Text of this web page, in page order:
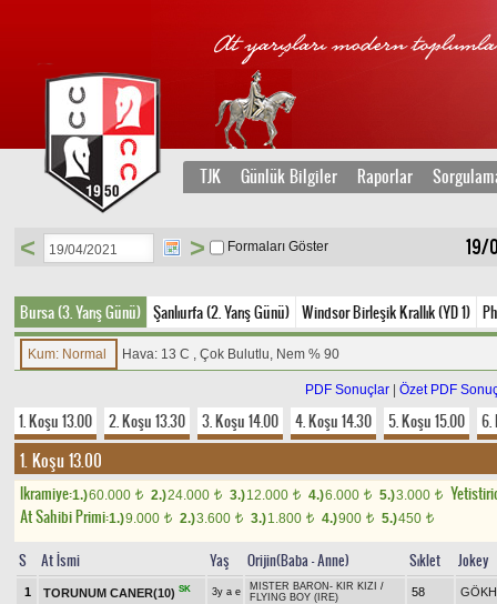
TJK Günlük Bilgiler Raporlar
19/
< > Formaları Göster
Bursa (3. Yarış Günü) Şanlıurfa (2. Yarış Günü) Windsor Birleşik Krallık (YD 1)
Kum: Normal Hava: 13 C , Çok Bulutlu, Nem % 90
PDF Sonuçlar Özet PDF
1. Koşu 13.00 2. Koşu 13.30 3. Koşu 14.00 4. Koşu 14.30 5. Koşu 15.00 6.
1. Koşu 13.00
Ikramiye:1.)60.000 t 2.)24.000 t 3.)12.000 t 4.)6.000 t 5.)3.000 t
At Sahibi Primi:1.)9.000 t 2.)3.600 t 3.)1.800 t 4.)900 t 5.)450 t
S At İsmi Yaş Orijin(Baba - Anne) Sıklet Jokey
1 TORUNUM CANER(10) SK 3y a e MISTER BARON - KIR KIZI /
FLYING BOY (IRE)
58